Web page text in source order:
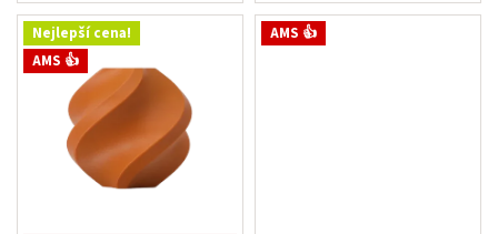
Nejlepší cena!
AMS 👍
AMS 👍